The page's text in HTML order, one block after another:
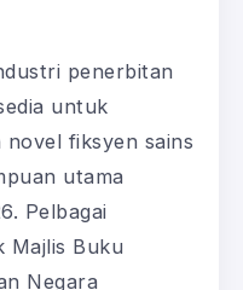
penerbitan
untuk
fiksyen sains
utama
Pelbagai
Majlis Buku
Negara